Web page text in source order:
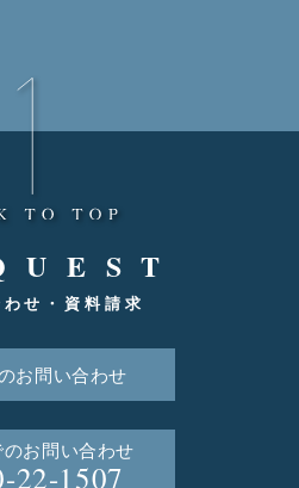
せ・資料請求
お問い合わせ
お問い合わせ
22-1507